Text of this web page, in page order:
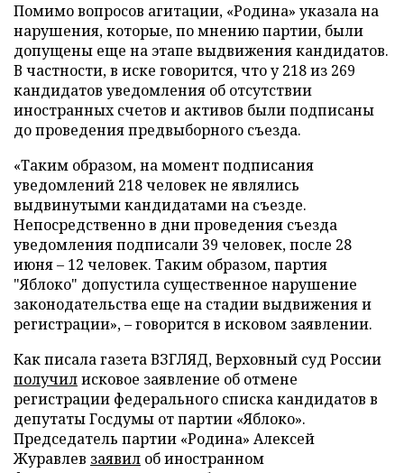
Помимо вопросов агитации, «Родина» указала на
нарушения, которые, по мнению партии, были
допущены еще на этапе выдвижения кандидатов.
В частности, в иске говорится, что у 218 из 269
кандидатов уведомления об отсутствии
иностранных счетов и активов были подписаны
до проведения предвыборного съезда.
«Таким образом, на момент подписания
уведомлений 218 человек не являлись
выдвинутыми кандидатами на съезде.
Непосредственно в дни проведения съезда
уведомления подписали 39 человек, после 28
июня – 12 человек. Таким образом, партия
"Яблоко" допустила существенное нарушение
законодательства еще на стадии выдвижения и
регистрации», – говорится в исковом заявлении.
Как писала газета ВЗГЛЯД, Верховный суд России
получилисковое заявление об отмене
регистрации федерального списка кандидатов в
депутаты Госдумы от партии «Яблоко».
Председатель партии «Родина» Алексей
Журавлев заявил об иностранном